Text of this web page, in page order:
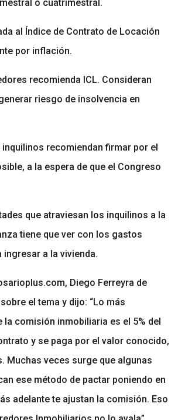
o cuatrimestral.
al Índice de Contrato de Locación
por inflación.
recomienda ICL. Consideran
riesgo de insolvencia en
recomiendan firmar por el
a la espera de que el Congreso
que atraviesan los inquilinos a la
tiene que ver con los gastos
a la vivienda.
Diego Ferreyra de
el tema y dijo: “Lo más
la comisión inmobiliaria es el 5% del
y se paga por el valor conocido,
Muchas veces surge que algunas
ese método de pactar poniendo en
adelante te ajustan la comisión. Eso